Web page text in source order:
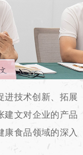
进技术创新、拓展
建文对企业的产品
康食品领域的深入